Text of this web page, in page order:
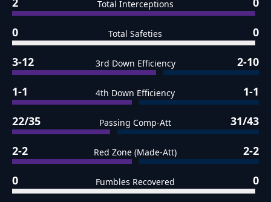
Total Interceptions
0 Total Safeties 0
3-12 3rd Down Efficiency 2-10
1-1 4th Down Efficiency 1-1
22/35 Passing Comp-Att 31/43
2-2 Red Zone (Made-Att) 2-2
0 Fumbles Recovered 0